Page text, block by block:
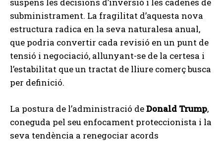
suspens les decisions d’inversió i les cadenes de
subministrament. La fragilitat d’aquesta nova
estructura radica en la seva naturalesa anual,
que podria convertir cada revisió en un punt de
tensió i negociació, allunyant-se de la certesa i
l’estabilitat que un tractat de lliure comerç busca
per definició.
La postura de l’administració deDonald Trump,
coneguda pel seu enfocament proteccionista i la
seva tendència a renegociar acords